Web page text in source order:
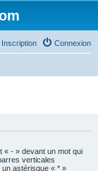
Connexion
Inscription
« - » devant un mot qui
verticales
astérisque « * »